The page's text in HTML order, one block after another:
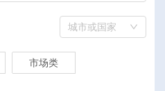
城市或国家
市场类